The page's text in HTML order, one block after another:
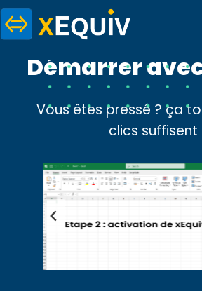
Aller
au
Démarrer
Vous êtes pressé ? ça
clics suffisent